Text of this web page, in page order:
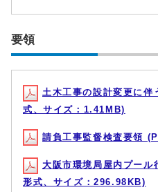
要領
土木工事の設計変更に
式、サイズ：1.41MB)
請負工事監督検査要領
大阪市環境局屋内プー
形式、サイズ：296.98KB)